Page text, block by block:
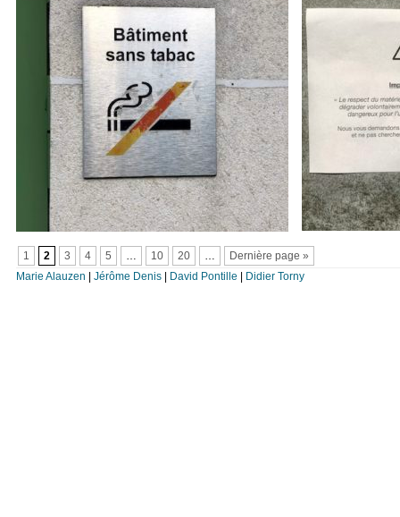
1 2 3 4 5 … 10 20 …
Dernière page »
Marie Alauzen
Jérôme Denis| David Pontille Didier Torny